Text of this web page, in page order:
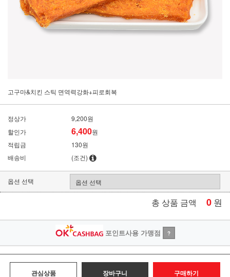
고구마&치킨 스틱 면역력강화+피로회복
정상가
9,200원
할인가
6,400원
적립금
130원
배송비
(조건)
옵션 선택
총 상품 금액 0 원
포인트사용 가맹점 ?
관심상품 장바구니 구매하기